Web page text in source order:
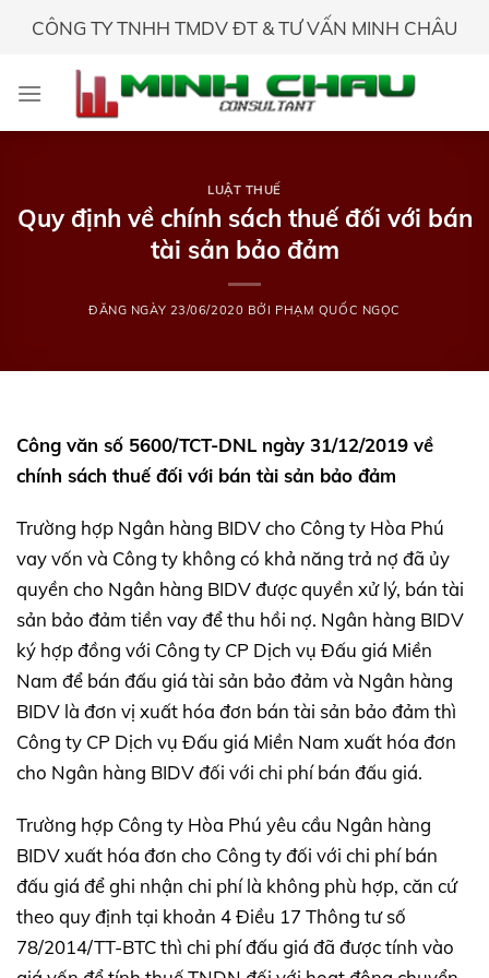
CÔNG TY TNHH TMDV ĐT & TƯ VẤN MINH CHÂU
LUẬT THUẾ
Quy định về chính sách thuế đối với bán
tài sản bảo đảm
ĐĂNG NGÀY 23/06/2020 BỞI PHẠM QUỐC NGỌC
Công văn số 5600/TCT-DNL ngày 31/12/2019 về
chính sách thuế đối với bán tài sản bảo đảm
Trường hợp Ngân hàng BIDV cho Công ty Hòa Phú
vay vốn và Công ty không có khả năng trả nợ đã ủy
quyền cho Ngân hàng BIDV được quyền xử lý, bán tài
sản bảo đảm tiền vay để thu hồi nợ. Ngân hàng BIDV
ký hợp đồng với Công ty CP Dịch vụ Đấu giá Miền
Nam để bán đấu giá tài sản bảo đảm và Ngân hàng
BIDV là đơn vị xuất hóa đơn bán tài sản bảo đảm thì
Công ty CP Dịch vụ Đấu giá Miền Nam xuất hóa đơn
cho Ngân hàng BIDV đối với chi phí bán đấu giá.
Trường hợp Công ty Hòa Phú yêu cầu Ngân hàng
BIDV xuất hóa đơn cho Công ty đối với chi phí bán
đấu giá để ghi nhận chi phí là không phù hợp, căn cứ
theo quy định tại khoản 4 Điều 17 Thông tư số
78/2014/TT-BTC thì chi phí đấu giá đã được tính vào